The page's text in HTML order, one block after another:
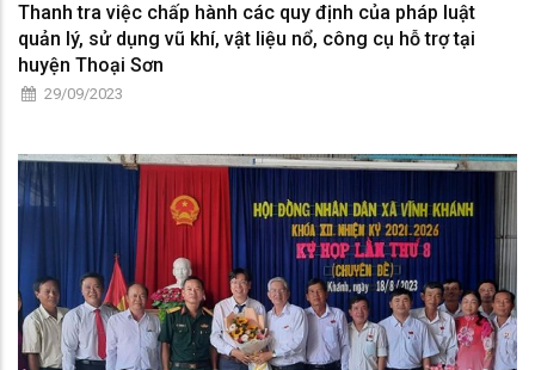
Thanh tra việc chấp hành các quy định của pháp luật
quản lý, sử dụng vũ khí, vật liệu nổ, công cụ hỗ trợ tại
huyện Thoại Sơn
29/09/2023